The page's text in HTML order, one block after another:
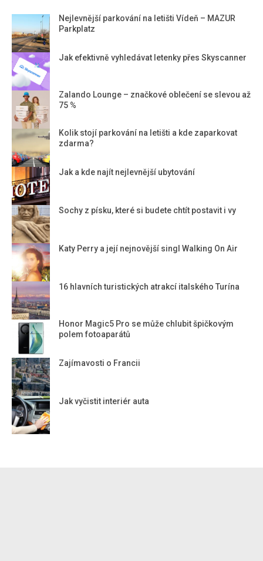
Nejlevnější parkování na letišti Vídeň – MAZUR
Parkplatz
Jak efektivně vyhledávat letenky přes Skyscanner
Zalando Lounge – značkové oblečení se slevou až
75 %
Kolik stojí parkování na letišti a kde zaparkovat
zdarma?
Jak a kde najít nejlevnější ubytování
Sochy z písku, které si budete chtít postavit i vy
Katy Perry a její nejnovější singl Walking On Air
16 hlavních turistických atrakcí italského Turína
Honor Magic5 Pro se může chlubit špičkovým
polem fotoaparátů
Zajímavosti o Francii
Jak vyčistit interiér auta